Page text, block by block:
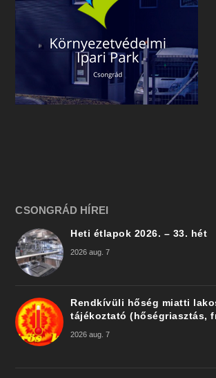
CSONGRÁD HÍREI
Heti étlapok 2026. – 33. hét
2026 aug. 7
Rendkívüli hőség miatti
tájékoztató (hőségriasztás,
2026 aug. 7